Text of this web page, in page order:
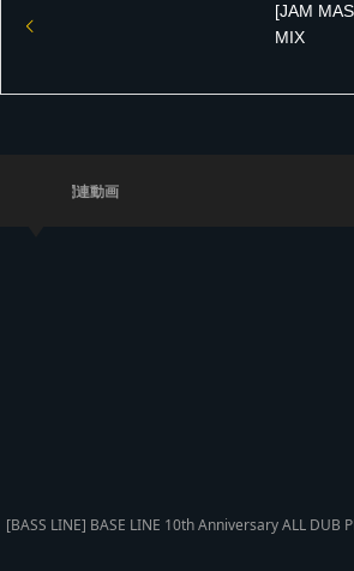
[JAM
MIX
関連動画
[BASS LINE] BASE LINE 10th Anniversary ALL DUB